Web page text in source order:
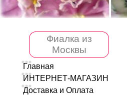
Фиалка из
Москвы
Главная
ИНТЕРНЕТ-МАГАЗИН
Доставка и Оплата